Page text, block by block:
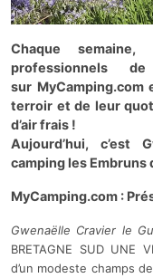
Chaque
professionnels
sur
terroir et de leur
d’air frais !
Aujourd’hui, c’est
camping les Embruns
MyCamping.com :
Gwenaëlle Cravier le
BRETAGNE SUD UNE
d’un modeste champs